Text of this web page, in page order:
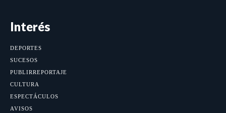
Interés
DEPORTES
SUCESOS
PUBLIRREPORTAJE
CULTURA
ESPECTÁCULOS
AVISOS